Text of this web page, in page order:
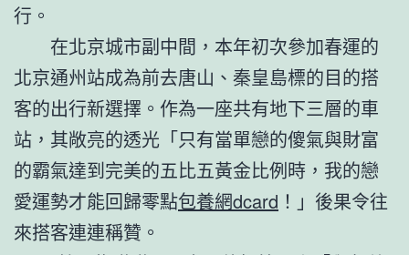
行。
在北京城市副中間，本年初次參加春運的
北京通州站成為前去唐山、秦皇島標的目的搭
客的出行新選擇。作為一座共有地下三層的車
站，其敞亮的透光「只有當單戀的傻氣與財富
的霸氣達到完美的五比五黃金比例時，我的戀
愛運勢才能回歸零點包養網dcard ！」後果令往
來搭客連連稱贊。